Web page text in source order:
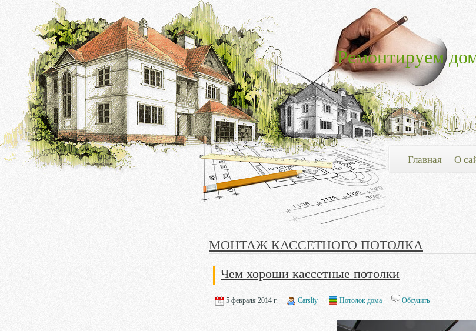
Ремонтируем
Главная О
МОНТАЖ КАССЕТНОГО ПОТОЛКА
Чем хороши кассетные потолки
5 февраля 2014 г. Carsliy Потолок дома Обсудить